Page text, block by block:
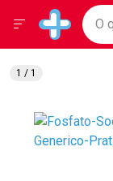
Drogarias
Baixe
Ir direto para
Ir direto para
Ir direto para a
Ir direto para a
Ir direto para a
Ir direto para o
Ir direto para o
Faça a sua
O
Menu
1 / 1